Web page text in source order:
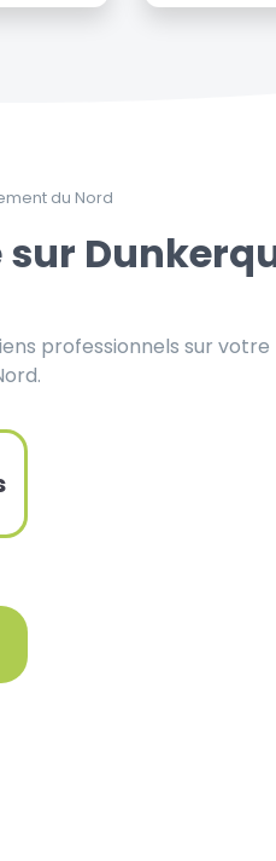
du Nord
professionnels sur votre